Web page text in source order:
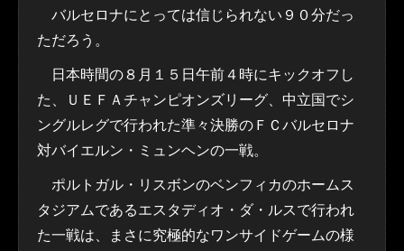
バルセロナにとっては信じられない９０分だっ
ただろう。
日本時間の８月１５日午前４時にキックオフし
た、ＵＥＦＡチャンピオンズリーグ、中立国でシ
ングルレグで行われた準々決勝のＦＣバルセロナ
対バイエルン・ミュンヘンの一戦。
ポルトガル・リスボンのベンフィカのホームス
タジアムであるエスタディオ・ダ・ルスで行われ
た一戦は、まさに究極的なワンサイドゲームの様